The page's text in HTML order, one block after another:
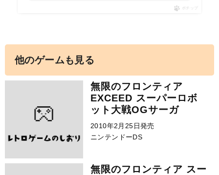
ポチップ
他のゲームも見る
無限のフロンティア
EXCEED スーパーロボ
ット大戦OGサーガ
2010年2月25日発売
ニンテンドーDS
無限のフロンティア スー